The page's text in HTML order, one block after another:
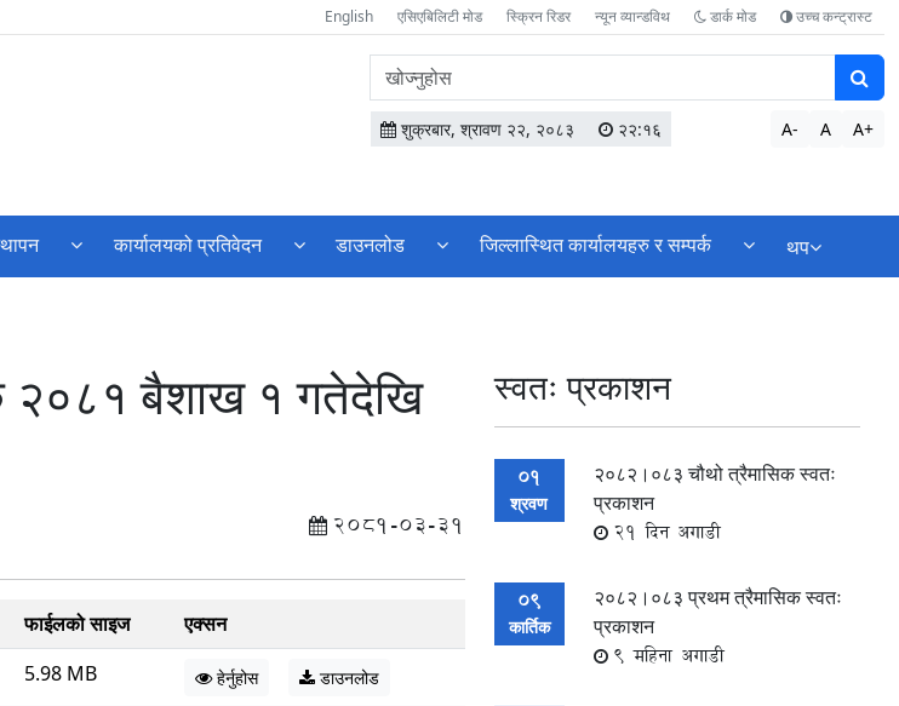
English एसिएबिलिटी मोड स्क्रिन रिडर न्यून व्यान्डविथ डार्क मोड उच्च कन्ट्रास्ट
वेबसाइटमा
सामग्री
खोज्नुहोस
शुक्रबार, श्रावण २२, २०८३ २२:१६ A- A A+
कार्यालयको प्रतिवेदन डाउनलोड जिल्लास्थित कार्यालयहरु र सम्पर्क थप
२०८१ बैशाख १ गतेदेखि
2081-03-31
फाईलको साइज
एक्सन
5.98 MB हेर्नुहोस डाउनलोड
स्वतः प्रकाशन
01
श्रवण
२०८२।०८३ चौथो त्रैमासिक स्वतः
प्रकाशन
21 दिन अगाडी
09
कार्तिक
२०८२।०८३ प्रथम त्रैमासिक स्वतः
प्रकाशन
9 महिना अगाडी